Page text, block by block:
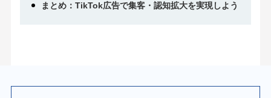
まとめ：TikTok広告で集客・認知拡大を実現しよう